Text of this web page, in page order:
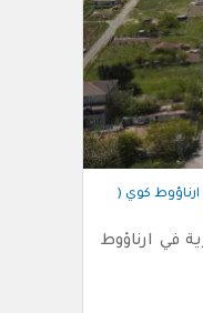
كوي (
في ارناؤوط